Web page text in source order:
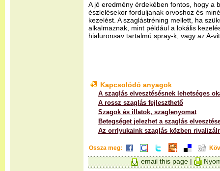
A jó eredmény érdekében fontos, hogy a
észlelésekor forduljanak orvoshoz és
kezelést. A szaglástréning mellett, ha
alkalmaznak, mint például a lokális
hialuronsav tartalmú spray-k, vagy az A-
Kapcsolódó anyagok
A szaglás elvesztésésnek lehetséges
A rossz szaglás fejleszthető
Szagok és illatok, szaglenyomat
Betegséget jelezhet a szaglás
Az orrlyukaink szaglás közben
Ossza meg:
email this page |